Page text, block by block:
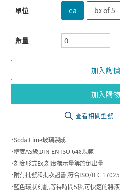
單位 ea bx of 5
數量
加入詢
加入購
查看相關型號
˙Soda Lime玻璃製成
˙精度AS級,DIN EN ISO 648規範
˙刻度形式Ex,刻度標示量等於倒出量
˙附有批號和批次證書,符合ISO/IEC
˙藍色環狀刻劃,等待時間5秒,可快速的將